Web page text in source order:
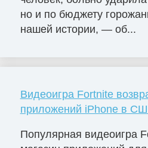
но и по бюджету
нашей истории, — об...
Видеоигра Fortnite
приложений iPhone в
Популярная видеоигра